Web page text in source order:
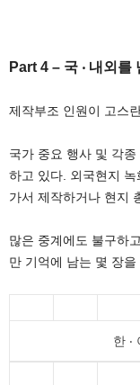
Part 4 – 국 ‧ 내외를
제작부조 인원이 고스
국가 중요 행사 및 각
하고 있다. 외국현지
가서 제작하거나 현지
많은 중계에도 불구하
만 기억에 남는 몇 장을
한 ‧